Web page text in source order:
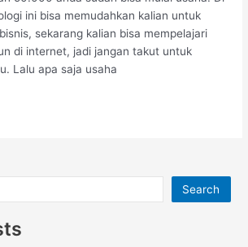
ini bisa memudahkan kalian untuk
sekarang kalian bisa mempelajari
di internet, jadi jangan takut untuk
Lalu apa saja usaha
Search